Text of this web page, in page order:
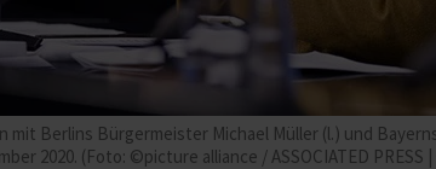
mit Berlins Bürgermeister Michael Müller (l.) und
2020. (Foto: ©picture alliance / ASSOCIATED PRESS